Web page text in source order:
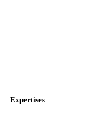
Expertises